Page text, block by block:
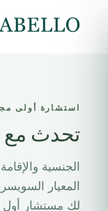
استشارة أولى
تحدث مع
الجنسية
المعيار
لك مستشار أول